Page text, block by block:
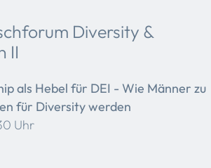
Diversity &
II
als Hebel für DEI - Wie Männer zu
für Diversity werden
Uhr